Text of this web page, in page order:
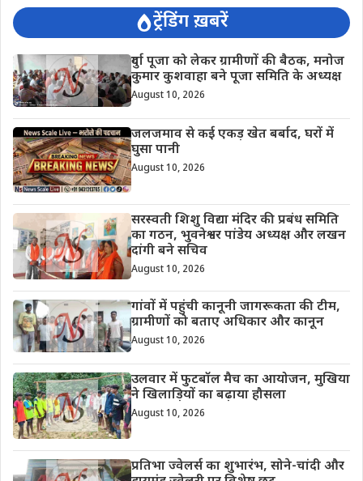
ट्रेंडिंग ख़बरें
दुर्गा पूजा को लेकर ग्रामीणों की बैठक, मनोज
कुमार कुशवाहा बने पूजा समिति के अध्यक्ष
August 10, 2026
जलजमाव से कई एकड़ खेत बर्बाद, घरों में
घुसा पानी
August 10, 2026
सरस्वती शिशु विद्या मंदिर की प्रबंध समिति
का गठन, भुवनेश्वर पांडेय अध्यक्ष और लखन
दांगी बने सचिव
August 10, 2026
गांवों में पहुंची कानूनी जागरूकता की टीम,
ग्रामीणों को बताए अधिकार और कानून
August 10, 2026
उलवार में फुटबॉल मैच का आयोजन, मुखिया
ने खिलाड़ियों का बढ़ाया हौसला
August 10, 2026
प्रतिभा ज्वेलर्स का शुभारंभ, सोने-चांदी और